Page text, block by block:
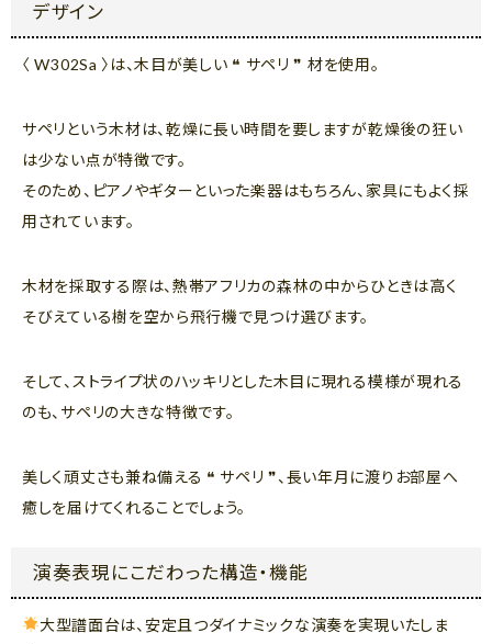
デザイン
〈 W302Sa 〉は、木目が美しい ❝ サペリ ❞ 材を使用。
サペリという木材は、乾燥に長い時間を要しますが乾燥後の狂い
は少ない点が特徴です。
そのため、ピアノやギターといった楽器はもちろん、家具にもよく採
用されています。
木材を採取する際は、熱帯アフリカの森林の中からひときは高く
そびえている樹を空から飛行機で見つけ選びます。
そして、ストライプ状のハッキリとした木目に現れる模様が現れる
のも、サペリの大きな特徴です。
美しく頑丈さも兼ね備える ❝ サペリ ❞、長い年月に渡りお部屋へ
癒しを届けてくれることでしょう。
演奏表現にこだわった構造・機能
大型譜面台は、安定且つダイナミックな演奏を実現いたしま